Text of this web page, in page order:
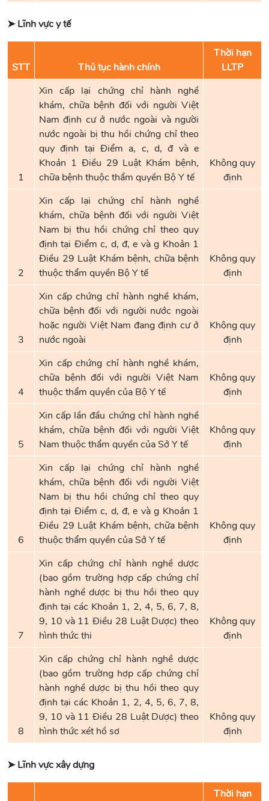
➤ Lĩnh vực y tế
STT Thủ tục hành chính
Thời hạn
LLTP
1
Xin cấp lại chứng chỉ hành nghề
khám, chữa bệnh đối với người Việt
Nam định cư ở nước ngoài và người
nước ngoài bị thu hồi chứng chỉ theo
quy định tại Điểm a, c, d, đ và e
Khoản 1 Điều 29 Luật Khám bệnh,
chữa bệnh thuộc thẩm quyền Bộ Y tế
Không quy
định
2
Xin cấp lại chứng chỉ hành nghề
khám, chữa bệnh đối với người Việt
Nam bị thu hồi chứng chỉ theo quy
định tại Điểm c, d, đ, e và g Khoản 1
Điều 29 Luật Khám bệnh, chữa bệnh
thuộc thẩm quyền Bộ Y tế
Không quy
định
3
Xin cấp chứng chỉ hành nghề khám,
chữa bệnh đối với người nước ngoài
hoặc người Việt Nam đang định cư ở
nước ngoài
Không quy
định
4
Xin cấp chứng chỉ hành nghề khám,
chữa bệnh đối với người Việt Nam
thuộc thẩm quyền của Bộ Y tế
Không quy
định
5
Xin cấp lần đầu chứng chỉ hành nghề
khám, chữa bệnh đối với người Việt
Nam thuộc thẩm quyền của Sở Y tế
Không quy
định
6
Xin cấp lại chứng chỉ hành nghề
khám, chữa bệnh đối với người Việt
Nam bị thu hồi chứng chỉ theo quy
định tại Điểm c, d, đ, e và g Khoản 1
Điều 29 Luật Khám bệnh, chữa bệnh
thuộc thẩm quyền của Sở Y tế
Không quy
định
7
Xin cấp chứng chỉ hành nghề dược
(bao gồm trường hợp cấp chứng chỉ
hành nghề dược bị thu hồi theo quy
định tại các Khoản 1, 2, 4, 5, 6, 7, 8,
9, 10 và 11 Điều 28 Luật Dược) theo
hình thức thi
Không quy
định
8
Xin cấp chứng chỉ hành nghề dược
(bao gồm trường hợp cấp chứng chỉ
hành nghề dược bị thu hồi theo quy
định tại các Khoản 1, 2, 4, 5, 6, 7, 8,
9, 10 và 11 Điều 28 Luật Dược) theo
hình thức xét hồ sơ
Không quy
định
➤ Lĩnh vực xây dựng
Thời hạn